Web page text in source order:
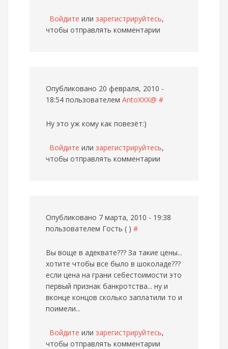
Войдите или зарегистрируйтесь,
чтобы отправлять комментарии
Опубликовано 20 февраля, 2010 -
18:54 пользователем AntoXXX@ #
Ну это уж кому как повезёт:)
Войдите или зарегистрируйтесь,
чтобы отправлять комментарии
Опубликовано 7 марта, 2010 - 19:38
пользователем Гость ( ) #
Вы воще в адеквате??? За такие цены...
хотите чтобы все было в шоколаде???
если цена на грани себестоимости это
первый признак банкротства... ну и
вконце концов сколько заплатили то и
поимели...
Войдите или зарегистрируйтесь,
чтобы отправлять комментарии